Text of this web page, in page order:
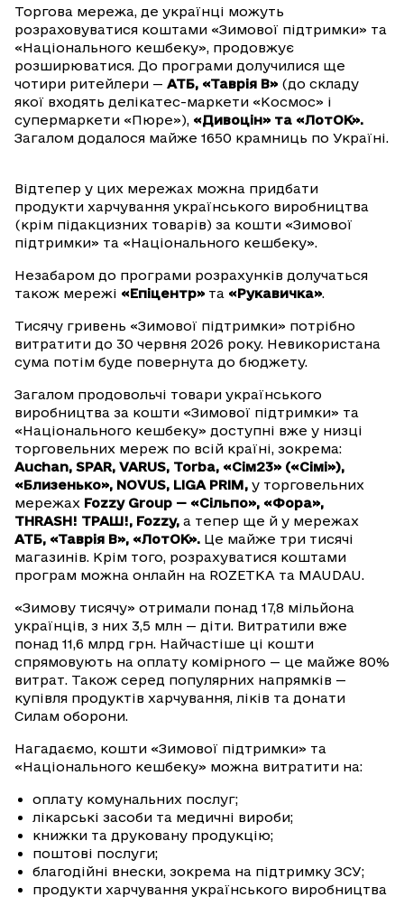
Торгова мережа, де українці можуть
розраховуватися коштами «Зимової підтримки» та
«Національного кешбеку», продовжує
розширюватися. До програми долучилися ще
чотири ритейлери — АТБ, «Таврія В» (до складу
якої входять делікатес-маркети «Космос» і
супермаркети «Пюре»), «Дивоцін» та «ЛотОК».
Загалом додалося майже 1650 крамниць по Україні.
Відтепер у цих мережах можна придбати
продукти харчування українського виробництва
(крім підакцизних товарів) за кошти «Зимової
підтримки» та «Національного кешбеку».
Незабаром до програми розрахунків долучаться
також мережі «Епіцентр» та «Рукавичка».
Тисячу гривень «Зимової підтримки» потрібно
витратити до 30 червня 2026 року. Невикористана
сума потім буде повернута до бюджету.
Загалом продовольчі товари українського
виробництва за кошти «Зимової підтримки» та
«Національного кешбеку» доступні вже у низці
торговельних мереж по всій країні, зокрема:
Auchan, SPAR, VARUS, Torba, «Сім23» («Сімі»),
«Близенько», NOVUS, LIGA PRIM, у торговельних
мережах Fozzy Group — «Сільпо», «Фора»,
THRASH! ТРАШ!, Fozzy, а тепер ще й у мережах
АТБ, «Таврія В», «ЛотОК». Це майже три тисячі
магазинів. Крім того, розрахуватися коштами
програм можна онлайн на ROZETKA та MAUDAU.
«Зимову тисячу» отримали понад 17,8 мільйона
українців, з них 3,5 млн — діти. Витратили вже
понад 11,6 млрд грн. Найчастіше ці кошти
спрямовують на оплату комірного — це майже 80%
витрат. Також серед популярних напрямків —
купівля продуктів харчування, ліків та донати
Силам оборони.
Нагадаємо, кошти «Зимової підтримки» та
«Національного кешбеку» можна витратити на:
оплату комунальних послуг;
лікарські засоби та медичні вироби;
книжки та друковану продукцію;
поштові послуги;
благодійні внески, зокрема на підтримку ЗСУ;
продукти харчування українського виробництва